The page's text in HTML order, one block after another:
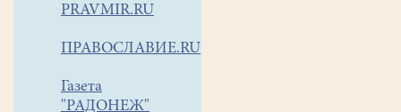
PRAVMIR.RU
ПРАВОСЛАВИЕ.RU
Газета
"РАДОНЕЖ"